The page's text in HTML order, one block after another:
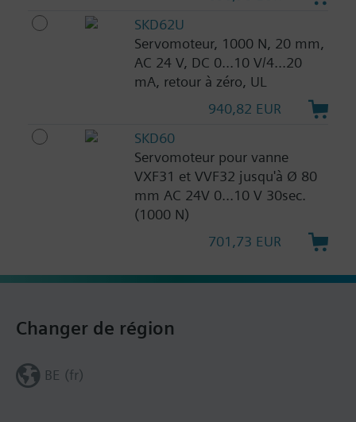
SKD62U
Servomoteur, 1000 N, 20 mm,
AC 24 V, DC 0...10 V/4...20
mA, retour à zéro, UL
940,82 EUR
SKD60
Servomoteur pour vanne
VXF31 et VVF32 jusqu'à Ø 80
mm AC 24V 0...10 V 30sec.
(1000 N)
701,73 EUR
Changer de région
BE (fr)